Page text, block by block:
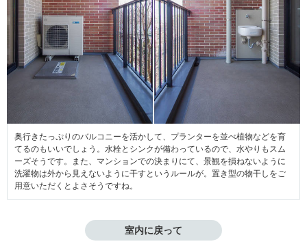
奥行きたっぷりのバルコニーを活かして、プランターを並べ植物などを育
てるのもいいでしょう。水栓とシンクが備わっているので、水やりもスム
ーズそうです。また、マンションでの決まりにて、景観を損ねないように
洗濯物は外から見えないように干すというルールが。置き型の物干しをご
用意いただくとよさそうですね。
室内に戻って